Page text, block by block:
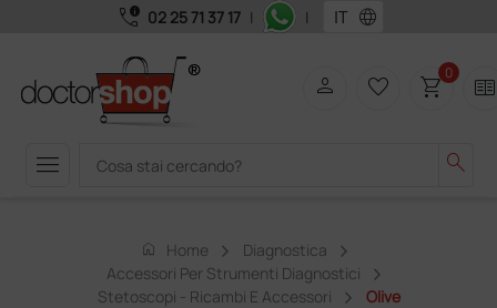
call_quality 02 25 71 37 17 | | language
menu search
person favorite_border shopping_cart0 two_pager
home Home
Diagnostica
Accessori Per Strumenti Diagnostici
Stetoscopi - Ricambi E Accessori
Olive